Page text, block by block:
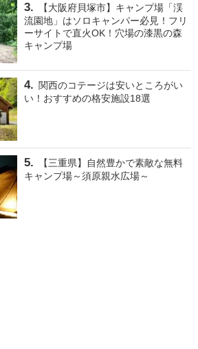
【大阪府貝塚市】キャンプ場「渓
流園地」はソロキャンパー必見！フリ
ーサイトで直火OK！穴場の漆黒の森
キャンプ場
関西のコテージは安いところがい
い！おすすめの格安施設18選
【三重県】自然豊かで素敵な無料
キャンプ場～須原親水広場～